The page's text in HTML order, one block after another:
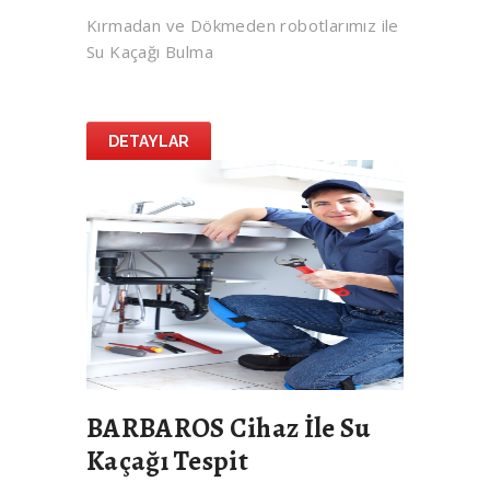
Kırmadan ve Dökmeden robotlarımız ile
Su Kaçağı Bulma
DETAYLAR
BARBAROS Cihaz İle Su
Kaçağı Tespit